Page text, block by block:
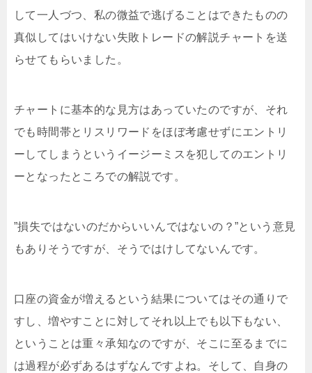
して一人づつ、私の微益で逃げることはできたものの
真似してはいけない失敗トレードの解説チャートを送
らせてもらいました。
チャートに基本的な見方はあっていたのですが、それ
でも時間帯とリスリワードをほぼ考慮せずにエントリ
ーしてしまうというイージーミスを犯してのエントリ
ーとなったところでの解説です。
”損失ではないのだからいいんではないの？”という意見
もありそうですが、そうではけしてないんです。
口座の資金が増えるという結果についてはその通りで
すし、増やすことに対してそれ以上でも以下もない、
ということは重々承知なのですが、そこに至るまでに
は過程が必ずあるはずなんですよね。そして、自身の